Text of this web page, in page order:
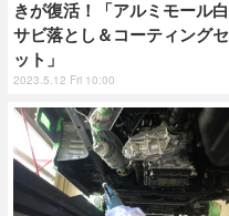
きが復活！「アルミモール白
サビ落とし＆コーティングセ
ット」
2023.5.12 Fri 10:00